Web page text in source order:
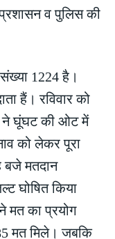
व पुलिस की
1224 है।
हैं। रविवार को
घूंघट की ओट में
को लेकर पूरा
बजे मतदान
घोषित किया
मत का प्रयोग
मत मिले। जबकि